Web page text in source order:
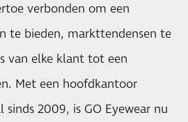
verbonden om een
te bieden, markttendensen te
van elke klant tot een
Met een hoofdkantoor
2009, is GO Eyewear nu